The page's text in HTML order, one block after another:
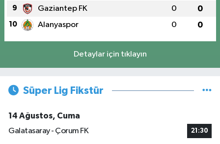
9 Gaziantep FK 0 0
10 Alanyaspor 0 0
Detaylar için tıklayın
Süper Lig Fikstür
14 Ağustos, Cuma
Galatasaray - Çorum FK
21:30